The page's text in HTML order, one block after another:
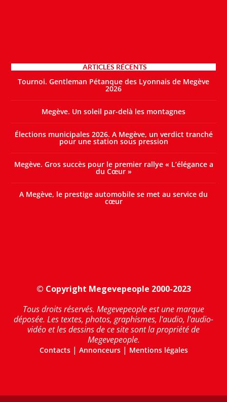
ARTICLES RÉCENTS
Tournoi. Gentleman Pétanque des Lyonnais de Megève
2026
Megève. Un soleil par-delà les montagnes
Élections municipales 2026. A Megève, un verdict tranché
pour une station sous pression
Megève. Gros succès pour le premier rallye « L’élégance a
du Cœur »
A Megève, le prestige automobile se met au service du
cœur
© Copyright Megevepeople 2000-2023
Tous droits réservés. Megevepeople est une marque
déposée. Les textes, photos, graphismes, l'audio, l'audio-
vidéo et les dessins de ce site sont la propriété de
Megevepeople.
Contacts| Annonceurs| Mentions légales